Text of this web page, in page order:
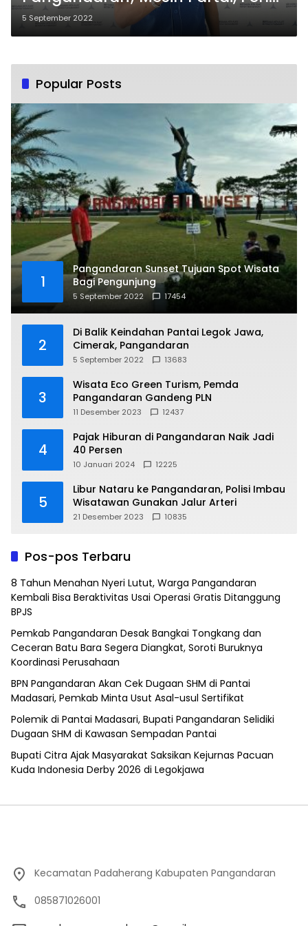
Dicharger Kembali
5 September 2022
Popular Posts
1
Pangandaran Sunset Tujuan Spot Wisata
Bagi Pengunjung
5 September 2022 17454
2
Di Balik Keindahan Pantai Legok Jawa,
Cimerak, Pangandaran
5 September 2022 13683
3
Wisata Eco Green Turism, Pemda
Pangandaran Gandeng PLN
11 Desember 2023 12437
4
Pajak Hiburan di Pangandaran Naik Jadi
40 Persen
10 Januari 2024 12225
5
Libur Nataru ke Pangandaran, Polisi Imbau
Wisatawan Gunakan Jalur Arteri
21 Desember 2023 10835
Pos-pos Terbaru
8 Tahun Menahan Nyeri Lutut, Warga Pangandaran
Kembali Bisa Beraktivitas Usai Operasi Gratis Ditanggung
BPJS
Pemkab Pangandaran Desak Bangkai Tongkang dan
Ceceran Batu Bara Segera Diangkat, Soroti Buruknya
Koordinasi Perusahaan
BPN Pangandaran Akan Cek Dugaan SHM di Pantai
Madasari, Pemkab Minta Usut Asal-usul Sertifikat
Polemik di Pantai Madasari, Bupati Pangandaran Selidiki
Dugaan SHM di Kawasan Sempadan Pantai
Bupati Citra Ajak Masyarakat Saksikan Kejurnas Pacuan
Kuda Indonesia Derby 2026 di Legokjawa
Kecamatan Padaherang Kabupaten Pangandaran
085871026001